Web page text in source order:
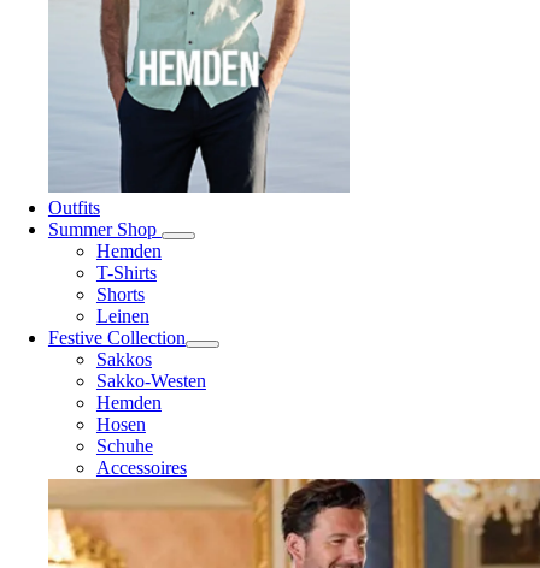
Outfits
Summer Shop
Hemden
T-Shirts
Shorts
Leinen
Festive Collection
Sakkos
Sakko-Westen
Hemden
Hosen
Schuhe
Accessoires